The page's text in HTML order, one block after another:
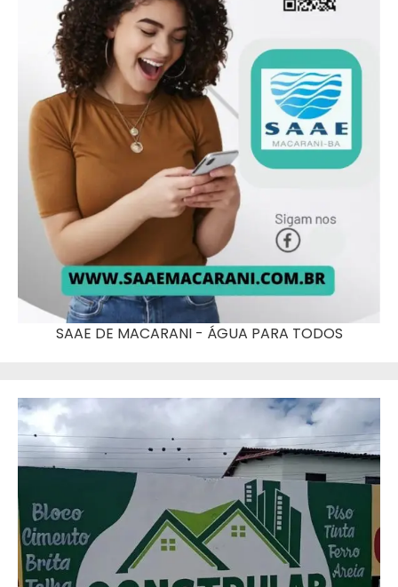
SAAE DE MACARANI - ÁGUA PARA TODOS